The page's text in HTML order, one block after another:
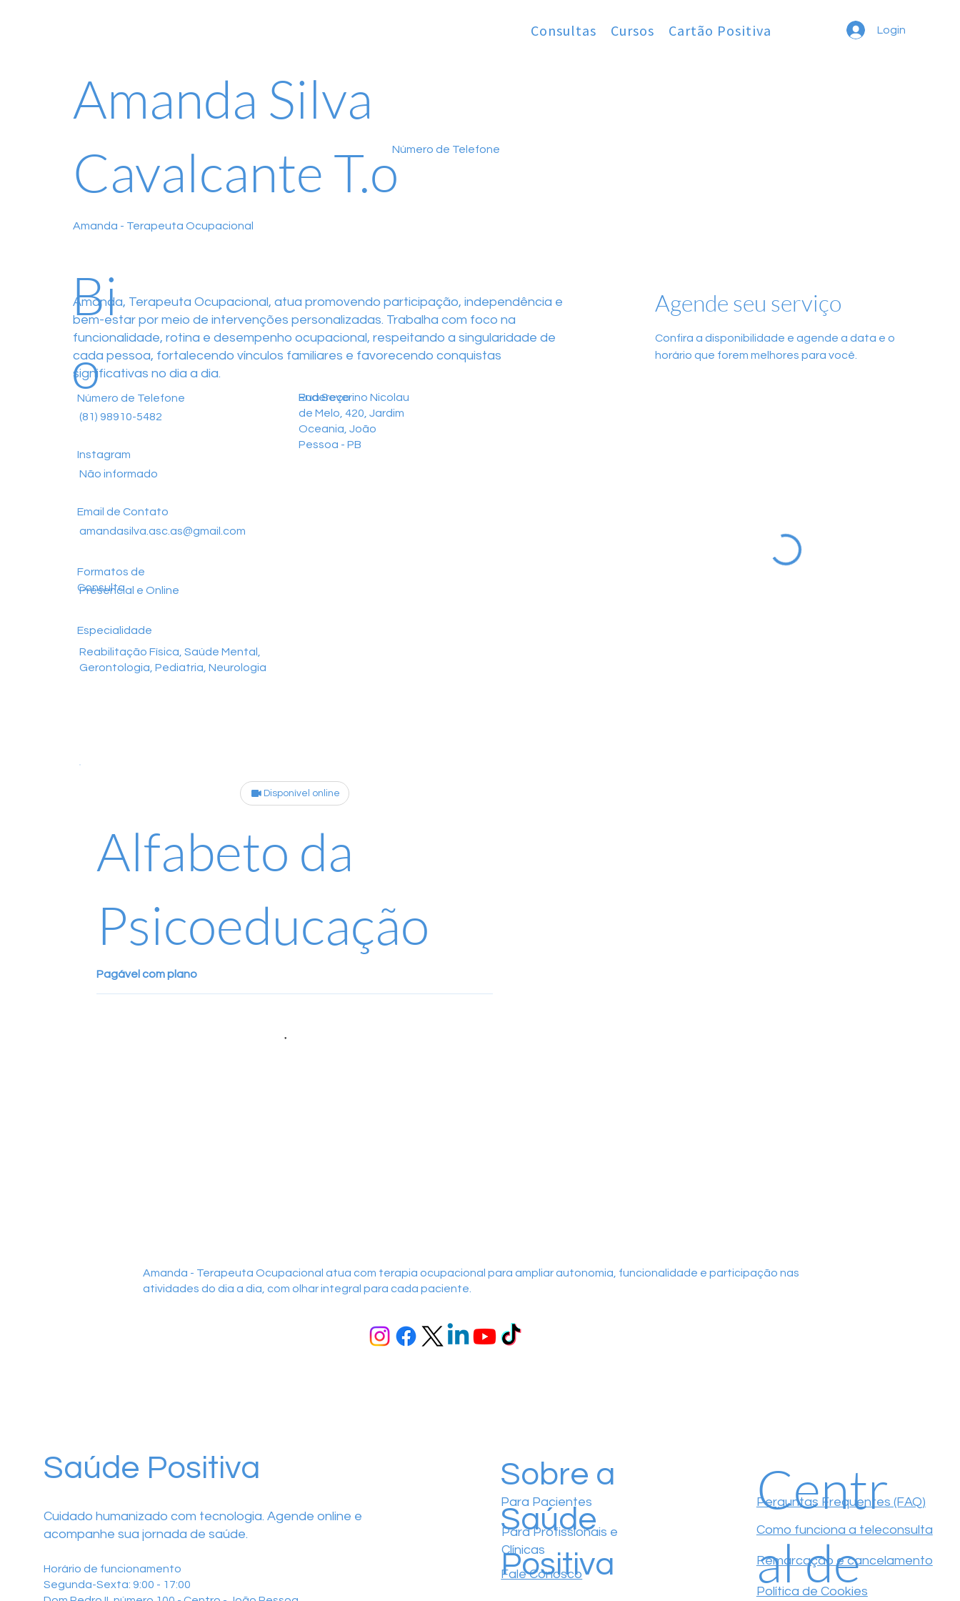
Cartão Positiva
Cursos
Consultas Login
Amanda Silva
Cavalcante T.o
Amanda - Terapeuta Ocupacional
Número de Telefone
Bi
o
Amanda, Terapeuta Ocupacional, atua promovendo participação, independência e
bem-estar por meio de intervenções personalizadas. Trabalha com foco na
funcionalidade, rotina e desempenho ocupacional, respeitando a singularidade de
cada pessoa, fortalecendo vínculos familiares e favorecendo conquistas
significativas no dia a dia.
Especialidade
Reabilitação Física, Saúde Mental,
Gerontologia, Pediatria, Neurologia
Disponível online
Alfabeto da
Psicoeducação
Pagável com plano
Número de Telefone
(81) 98910-5482
Email de Contato
amandasilva.asc.as@gmail.com
Formatos de
Consulta
Presencial e Online
Instagram
Não informado
Endereço
Rua Severino Nicolau
de Melo, 420, Jardim
Oceania, João
Pessoa - PB
Agende seu serviço
Confira a disponibilidade e agende a data e o
horário que forem melhores para você.
Amanda - Terapeuta Ocupacional atua com terapia ocupacional para ampliar autonomia, funcionalidade e participação nas
atividades do dia a dia, com olhar integral para cada paciente.
Saúde Positiva
Cuidado humanizado com tecnologia. Agende online e
acompanhe sua jornada de saúde.
Horário de funcionamento
Segunda-Sexta: 9:00 - 17:00
Sobre a
Saúde
Positiva
Para Pacientes
Para Profissionais e
Clínicas
Fale Conosco
Centr
al de
Perguntas Frequentes (FAQ)
Como funciona a teleconsulta
Remarcação e cancelamento
Política de Cookies